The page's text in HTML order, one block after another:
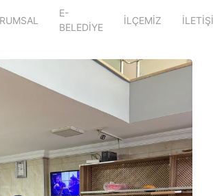
E-
BELEDİYE
İLÇEMİZ